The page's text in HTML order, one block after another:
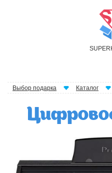
SUPER
Выбор подарка Каталог